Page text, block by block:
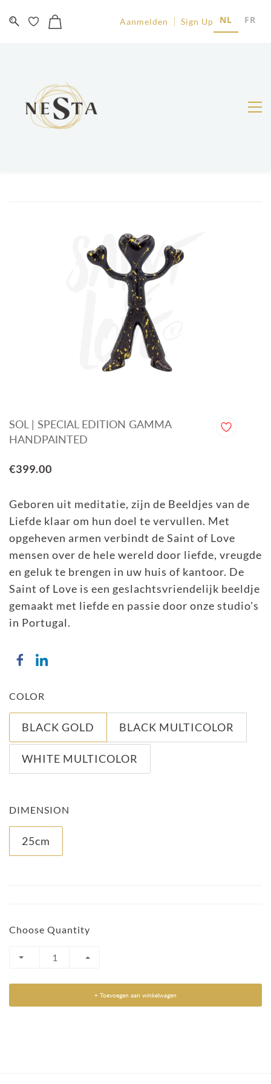
Aanmelden Sign Up NL FR
SOL | SPECIAL EDITION GAMMA
HANDPAINTED
€399.00
Geboren uit meditatie, zijn de Beeldjes van de
Liefde klaar om hun doel te vervullen. Met
opgeheven armen verbindt de Saint of Love
mensen over de hele wereld door liefde, vreugde
en geluk te brengen in uw huis of kantoor. De
Saint of Love is een geslachtsvriendelijk beeldje
gemaakt met liefde en passie door onze studio's
in Portugal.
COLOR
BLACK GOLD BLACK MULTICOLOR
WHITE MULTICOLOR
DIMENSION
25cm
Choose Quantity
+ Toevoegen aan winkelwagen